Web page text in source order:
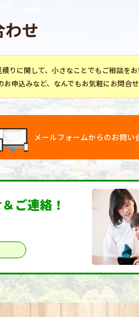
せ
りに関して、小さなことでもご相談をお
お申込みなど、なんでもお気軽にお問合せ
メールフォームからのお問い
ご連絡！